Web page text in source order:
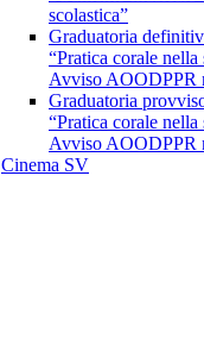
scolastica”
Graduatoria
“Pratica corale
Avviso AOODPPR
Graduatoria
“Pratica corale
Avviso AOODPPR
Cinema SV